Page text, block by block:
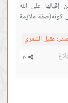
إقبالها على الله
كونه(صفة ملازمة
عقيل الشمري